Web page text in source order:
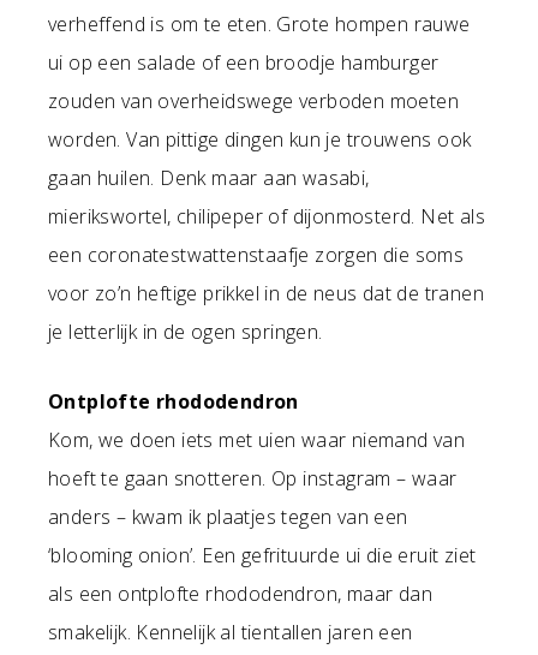
verheffend is om te eten. Grote hompen rauwe
ui op een salade of een broodje hamburger
zouden van overheidswege verboden moeten
worden. Van pittige dingen kun je trouwens ook
gaan huilen. Denk maar aan wasabi,
mierikswortel, chilipeper of dijonmosterd. Net als
een coronatestwattenstaafje zorgen die soms
voor zo’n heftige prikkel in de neus dat de tranen
je letterlijk in de ogen springen.
Ontplofte rhododendron
Kom, we doen iets met uien waar niemand van
hoeft te gaan snotteren. Op instagram – waar
anders – kwam ik plaatjes tegen van een
‘blooming onion’. Een gefrituurde ui die eruit ziet
als een ontplofte rhododendron, maar dan
smakelijk. Kennelijk al tientallen jaren een